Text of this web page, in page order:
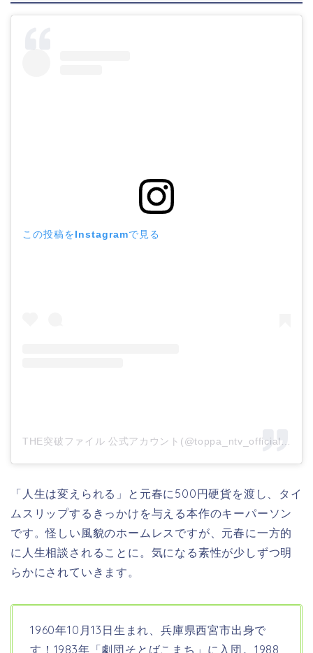
この投稿をInstagramで見る
「人生は変えられる」と元春に500円硬貨を渡し、タイ
ムスリップするきっかけを与える本作のキーパーソン
です。怪しい風貌のホームレスですが、元春に一方的
に人生相談されることに。気になる素性が少しずつ明
らかにされていきます。
1960年10月13日生まれ、兵庫県西宮市出身で
す！1983年「劇団そとばこまち」に入団。1988